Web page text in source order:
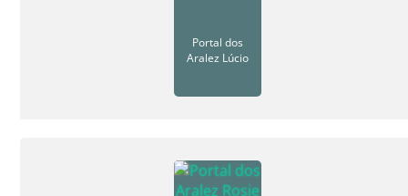
Portal dos
Aralez Lúcio